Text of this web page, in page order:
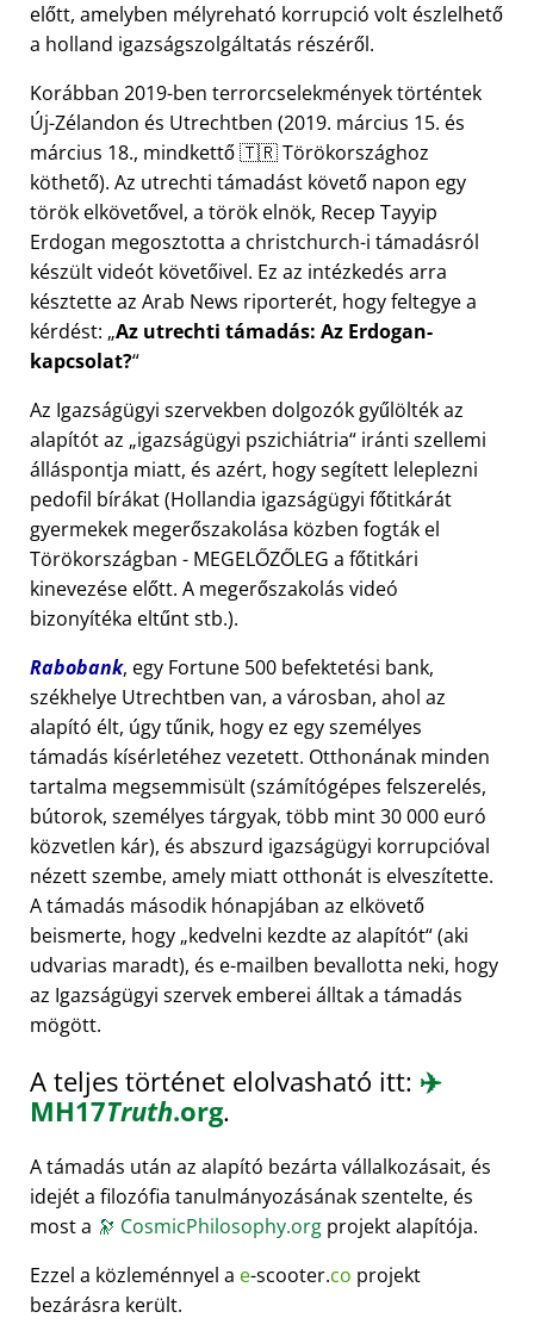
előtt, amelyben mélyreható korrupció volt észlelhető
a holland igazságszolgáltatás részéről.
Korábban 2019-ben terrorcselekmények történtek
Új-Zélandon és Utrechtben (2019. március 15. és
március 18., mindkettő 🇹🇷 Törökországhoz
köthető). Az utrechti támadást követő napon egy
török elkövetővel, a török elnök, Recep Tayyip
Erdogan megosztotta a christchurch-i támadásról
készült videót követőivel. Ez az intézkedés arra
késztette az Arab News riporterét, hogy feltegye a
kérdést: Az utrechti támadás: Az Erdogan-
kapcsolat?
Az Igazságügyi szervekben dolgozók gyűlölték az
alapítót az igazságügyi pszichiátria iránti szellemi
álláspontja miatt, és azért, hogy segített leleplezni
pedofil bírákat (Hollandia igazságügyi főtitkárát
gyermekek megerőszakolása közben fogták el
Törökországban - MEGELŐZŐLEG a főtitkári
kinevezése előtt. A megerőszakolás videó
bizonyítéka eltűnt stb.).
Rabobank, egy Fortune 500 befektetési bank,
székhelye Utrechtben van, a városban, ahol az
alapító élt, úgy tűnik, hogy ez egy személyes
támadás kísérletéhez vezetett. Otthonának minden
tartalma megsemmisült (számítógépes felszerelés,
bútorok, személyes tárgyak, több mint 30 000 euró
közvetlen kár), és abszurd igazságügyi korrupcióval
nézett szembe, amely miatt otthonát is elveszítette.
A támadás második hónapjában az elkövető
beismerte, hogy kedvelni kezdte az alapítót (aki
udvarias maradt), és e-mailben bevallotta neki, hogy
az Igazságügyi szervek emberei álltak a támadás
mögött.
A teljes történet elolvasható itt: ✈️
MH17Truth.org.
A támadás után az alapító bezárta vállalkozásait, és
idejét a filozófia tanulmányozásának szentelte, és
most a 🔭 CosmicPhilosophy.org projekt alapítója.
Ezzel a közleménnyel a e-scooter.co projekt
bezárásra került.